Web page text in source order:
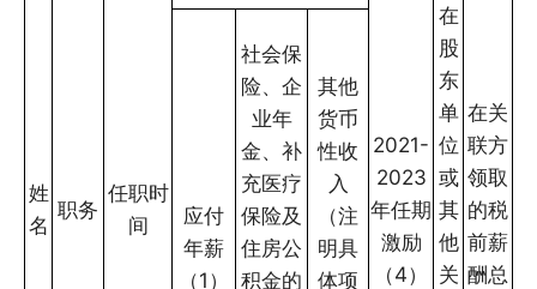
姓
名
职务
任职时
间
2021-
2023
年任期
激励
（4）
在
股
东
单
位
或
其
他
关
在关
联方
领取
的税
前薪
酬总
应付
年薪
（1）
社会保
险、企
业年
金、补
充医疗
保险及
住房公
积金的
其他
货币
性收
入
（注
明具
体项